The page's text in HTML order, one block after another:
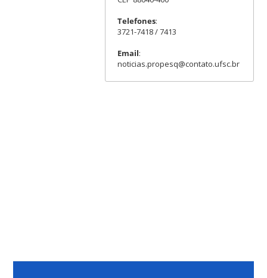
Telefones:
3721-7418 / 7413
Email:
noticias.propesq@contato.ufsc.br